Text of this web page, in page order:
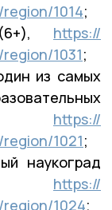
1014;
(6+), https://
1031;
из самых
https://
1021;
наукоград
https://
1024;